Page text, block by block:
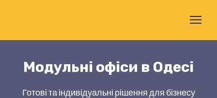
Модульні офіси в Одесі
Готові та індивідуальні рішення для бізнесу